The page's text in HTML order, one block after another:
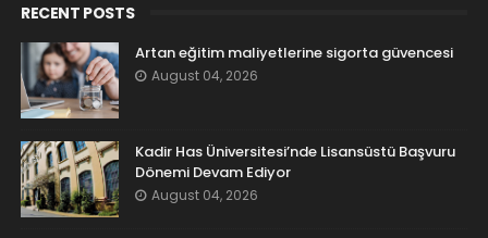
RECENT POSTS
Artan eğitim maliyetlerine sigorta güvencesi
August 04, 2026
Kadir Has Üniversitesi’nde Lisansüstü Başvuru
Dönemi Devam Ediyor
August 04, 2026